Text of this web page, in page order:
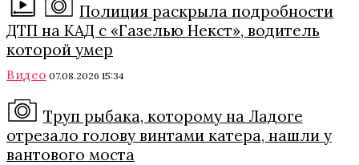
Полиция раскрыла подробности
ДТП на КАД с «Газелью Некст», водитель
которой умер
Видео 07.08.2026 15:34
Труп рыбака, которому на Ладоге
отрезало голову винтами катера, нашли у
вантового моста